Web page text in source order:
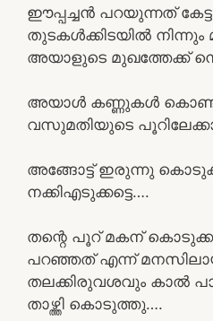
ഈപ്പച്ചൻ പറയുന്നത്
തുടകൾക്കിടയിൽ നിന്നും
അയാളുടെ മുഖത്തേക്ക്
അയാൾ കണ്ണുകൾ കൊണ്ട്
വസുമതിയുടെ
അങ്ങോട്ട് ഇരുന്നു
നക്കിഎടുക്കട്ടെ….
തന്റെ പൂറ് മകന്
പറഞ്ഞത് എന്ന്
തലക്കിരുവശവും കാൽ
താഴ്ത്തി കൊടുത്തു….